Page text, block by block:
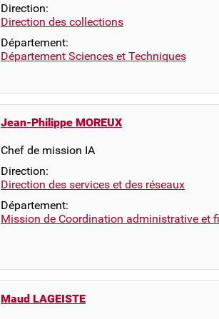
Direction:
Direction des collections
Département:
Département Sciences et Techniques
Jean-Philippe MOREUX
Chef de mission IA
Direction:
Direction des services et des réseaux
Département:
Mission de Coordination administrative et
Maud LAGEISTE